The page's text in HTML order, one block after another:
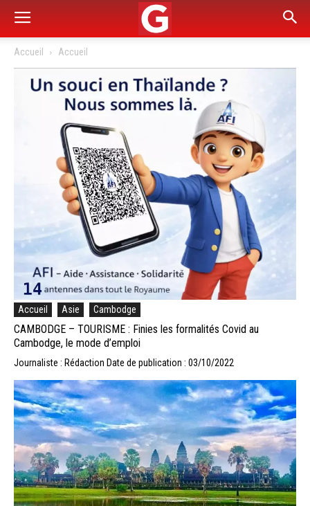
Accueil Accueil
Accueil Asie Cambodge
CAMBODGE – TOURISME : Finies les formalités Covid au
Cambodge, le mode d’emploi
Journaliste : Rédaction Date de publication : 03/10/2022